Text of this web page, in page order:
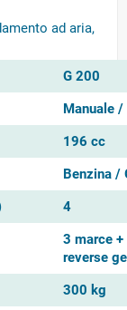
ad aria,
G 200
Manuale /
196 cc
Benzina /
4
3 marce
reverse
300 kg